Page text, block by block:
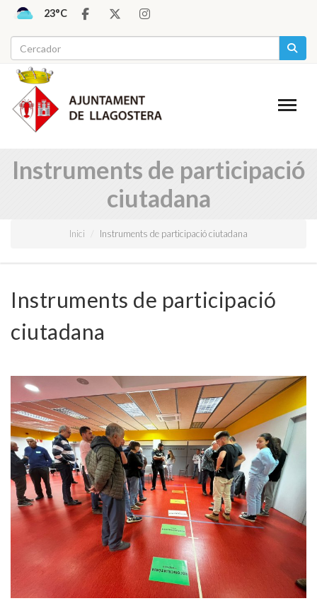
23°C
Instruments de participació
ciutadana
Inici Instruments de participació ciutadana
Instruments de participació
ciutadana